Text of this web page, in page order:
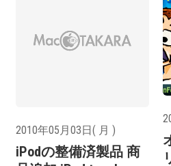
2010年05月03日( 月 )
iPodの整備済製品 商